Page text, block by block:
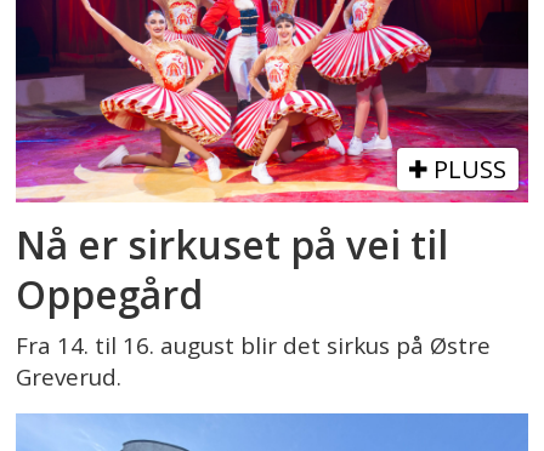
PLUSS
Nå er sirkuset på vei til
Oppegård
Fra 14. til 16. august blir det sirkus på Østre
Greverud.